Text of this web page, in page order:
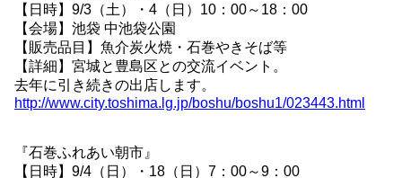
【日時】9/3（土）・4（日）10：00～18：00
【会場】池袋 中池袋公園
【販売品目】魚介炭火焼・石巻やきそば等
【詳細】宮城と豊島区との交流イベント。
去年に引き続きの出店します。
http://www.city.toshima.lg.jp/boshu/boshu1/023443.html
『石巻ふれあい朝市』
【日時】9/4（日）・18（日）7：00～9：00